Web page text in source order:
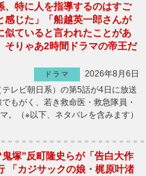
、特に人を指導するのはすご
感じた」「船越英一郎さんが
似ていると言われたことがあ
そりゃあ2時間ドラマの帝王だ
ドラマ
2026年8月6日
レビ朝日系）の第5話が4日に放送
もがく、若き救命医・救急隊員・
。（※以下、ネタバレを含みます）
鬼塚”反町隆史らが「告白大作
「カジサックの娘・梶原叶渚